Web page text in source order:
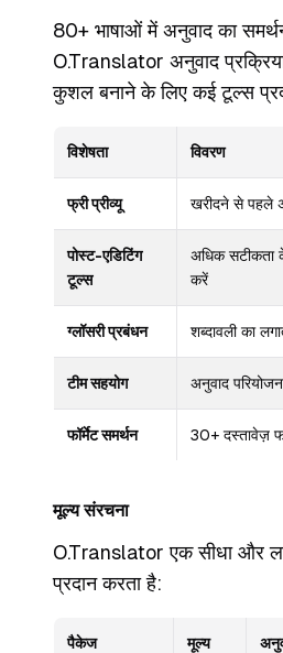
80+ भाषाओं में अनुवाद का
O.Translator अनुवाद
कुशल बनाने के लिए कई टूल्स
विशेषता विवरण
फ्री प्रीव्यू खरीदने से पहले
पोस्ट-एडिटिंग
टूल्स
अधिक सटीकता
करें
ग्लॉसरी प्रबंधन शब्दावली का
टीम सहयोग अनुवाद
फॉर्मेट समर्थन 30+ दस्तावेज़
मूल्य संरचना
O.Translator एक सीधा और
प्रदान करता है:
पैकेज मूल्य